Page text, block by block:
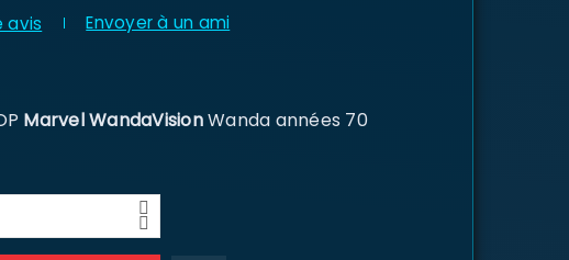
avis Envoyer à un ami
Marvel WandaVisionWanda années 70